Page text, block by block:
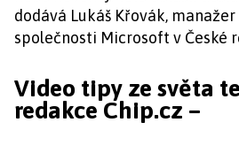
dodává Lukáš Křovák,
společnosti Microsoft v České
Video tipy ze světa
redakce Chip.cz –